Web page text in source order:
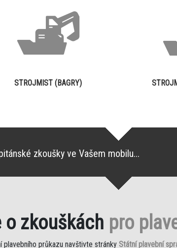
STROJMIST (BAGRY)
zkoušky ve Vašem mobilu...
o zkouškách pro
průkazu navštivte stránky Státní plavební